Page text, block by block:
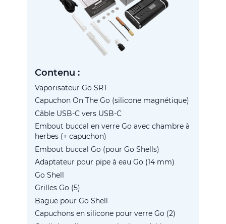
Contenu :
Vaporisateur Go SRT
Capuchon On The Go (silicone magnétique)
Câble USB-C vers USB-C
Embout buccal en verre Go avec chambre à
herbes (+ capuchon)
Embout buccal Go (pour Go Shells)
Adaptateur pour pipe à eau Go (14 mm)
Go Shell
Grilles Go (5)
Bague pour Go Shell
Capuchons en silicone pour verre Go (2)